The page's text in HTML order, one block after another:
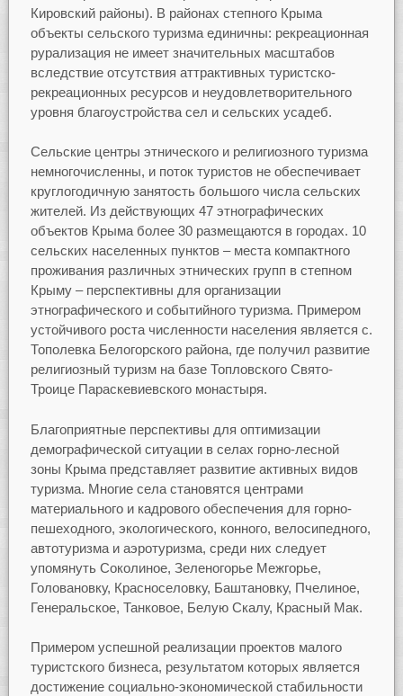
Кировский районы). В районах степного Крыма
объекты сельского туризма единичны: рекреационная
рурализация не имеет значительных масштабов
вследствие отсутствия аттрактивных туристско-
рекреационных ресурсов и неудовлетворительного
уровня благоустройства сел и сельских усадеб.
Сельские центры этнического и религиозного туризма
немногочисленны, и поток туристов не обеспечивает
круглогодичную занятость большого числа сельских
жителей. Из действующих 47 этнографических
объектов Крыма более 30 размещаются в городах. 10
сельских населенных пунктов – места компактного
проживания различных этнических групп в степном
Крыму – перспективны для организации
этнографического и событийного туризма. Примером
устойчивого роста численности населения является с.
Тополевка Белогорского района, где получил развитие
религиозный туризм на базе Топловского Свято-
Троице Параскевиевского монастыря.
Благоприятные перспективы для оптимизации
демографической ситуации в селах горно-лесной
зоны Крыма представляет развитие активных видов
туризма. Многие села становятся центрами
материального и кадрового обеспечения для горно-
пешеходного, экологического, конного, велосипедного,
автотуризма и аэротуризма, среди них следует
упомянуть Соколиное, Зеленогорье Межгорье,
Головановку, Красноселовку, Баштановку, Пчелиное,
Генеральское, Танковое, Белую Скалу, Красный Мак.
Примером успешной реализации проектов малого
туристского бизнеса, результатом которых является
достижение социально-экономической стабильности